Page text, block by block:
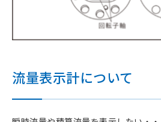
流量表示計について